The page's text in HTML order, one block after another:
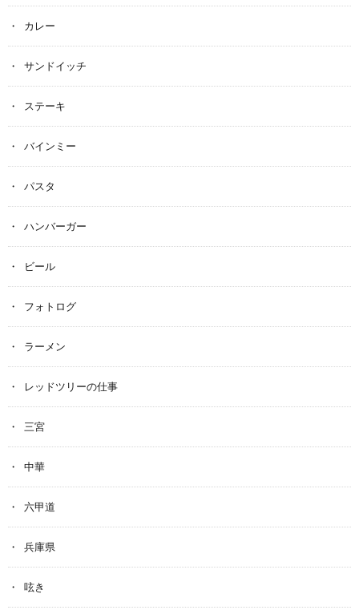
カレー
サンドイッチ
ステーキ
バインミー
パスタ
ハンバーガー
ビール
フォトログ
ラーメン
レッドツリーの仕事
三宮
中華
六甲道
兵庫県
呟き